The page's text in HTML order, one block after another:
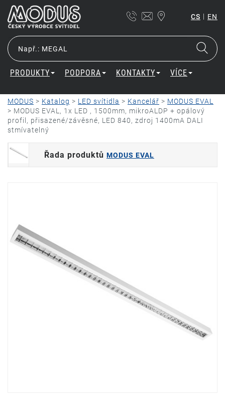
CS | EN
PRODUKTY PODPORA KONTAKTY VÍCE
MODUS > Katalog > LED svítidla > Kancelář > MODUS EVAL
> MODUS EVAL, 1x LED , 1500mm, mikroALDP + opálový
profil, přisazené/závěsné, LED 840, zdroj 1400mA DALI
stmívatelný
Řada produktů MODUS EVAL